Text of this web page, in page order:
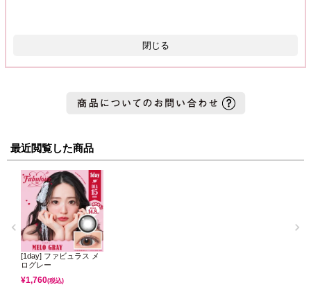
閉じる
最近閲覧した商品
[1day] ファビュラス メ
ログレー
¥1,760(税込)